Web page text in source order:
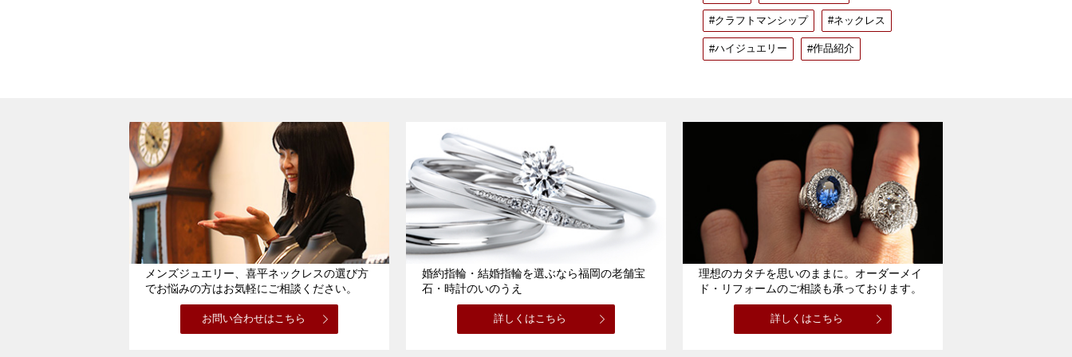
クラフトマンシップ ネックレス
ハイジュエリー 作品紹介
メンズジュエリー、喜平ネックレスの選び方
でお悩みの方はお気軽にご相談ください。
お問い合わせはこちら
婚約指輪・結婚指輪を選ぶなら福岡の老舗宝
石・時計のいのうえ
詳しくはこちら
理想のカタチを思いのままに。オーダーメイ
ド・リフォームのご相談も承っております。
詳しくはこちら